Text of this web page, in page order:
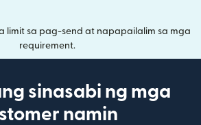
limit sa pag-send at napapailalim sa mga
requirement.
sinasabi ng mga
namin